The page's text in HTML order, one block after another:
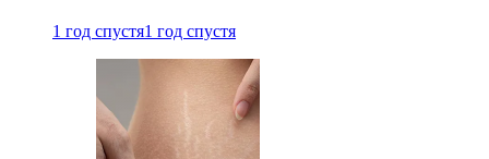
1 год спустя1 год спустя